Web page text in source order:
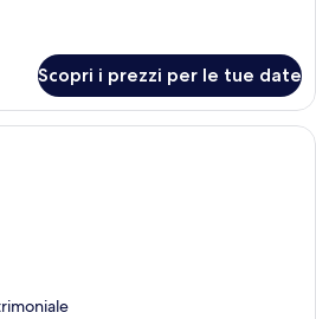
Scopri i prezzi per le tue date
Camera d'albergo con due letti,